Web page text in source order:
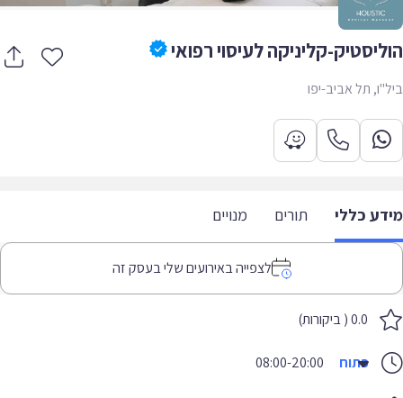
קליניקה לעיסוי רפואי
תל אביב-יפו
כללי תורים מנויים
לצפייה באירועים שלי בעסק זה
0.0 ( ביקורות)
פתוח 08:00-20:00